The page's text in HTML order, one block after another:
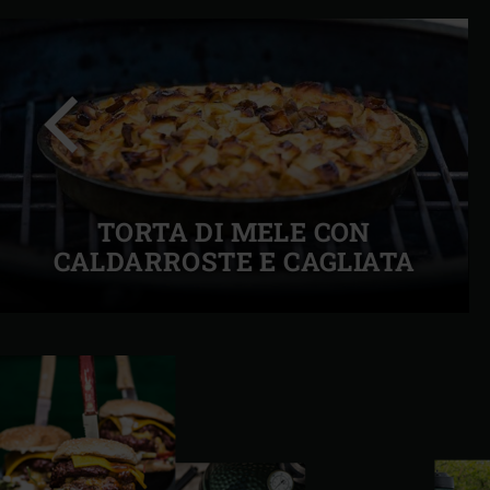
TORTA DI MELE CON
CALDARROSTE E CAGLIATA